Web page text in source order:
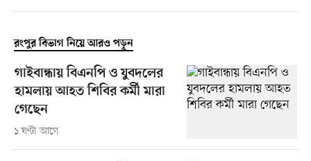
রংপুর বিভাগ নিয়ে আরও পড়ুন
গাইবান্ধায় বিএনপি ও যুবদলের
হামলায় আহত শিবির কর্মী মারা
গেছেন
১ ঘণ্টা আগে